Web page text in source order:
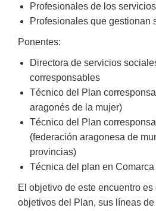
Profesionales de los
Profesionales que gestionan
Ponentes:
Directora de servicios
corresponsables
Técnico del Plan
aragonés de la mujer)
Técnico del Plan
(federación aragonesa de
provincias)
Técnica del plan en Comarca
El objetivo de este encuentro
objetivos del Plan, sus líneas